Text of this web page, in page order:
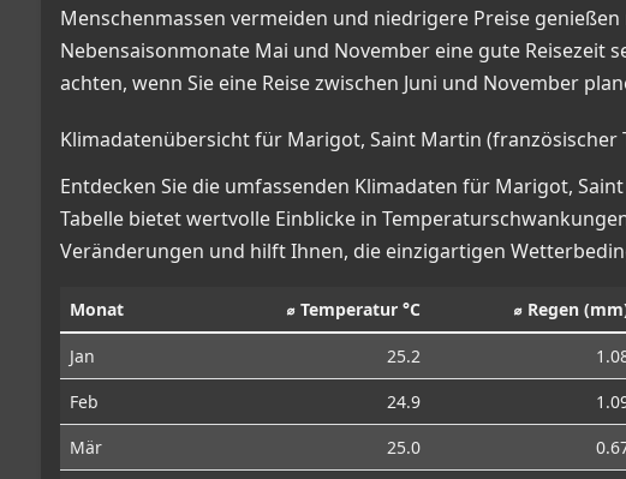
Menschenmassen vermeiden und niedrigere Preise
Nebensaisonmonate Mai und November eine gute Reisezeit
achten, wenn Sie eine Reise zwischen Juni und November
Klimadatenübersicht für Marigot, Saint Martin (französischer
Entdecken Sie die umfassenden Klimadaten für Marigot,
Tabelle bietet wertvolle Einblicke in
Veränderungen und hilft Ihnen, die einzigartigen
Monat ⌀ Temperatur °C ⌀ Regen
Jan 25.2
Feb
24.9
Mär
25.0